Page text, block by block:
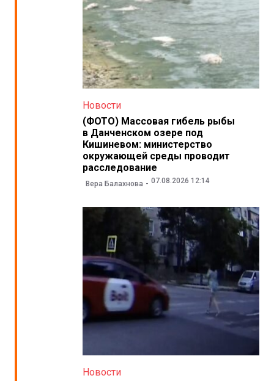
Новости
(ФОТО) Массовая гибель рыбы
в Данченском озере под
Кишиневом: министерство
окружающей среды проводит
расследование
Вера Балахнова 07.08.2026 12:14
Новости